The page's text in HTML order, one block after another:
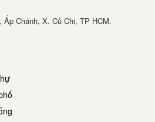
Ấp Chánh, X. Củ Chi, TP HCM.